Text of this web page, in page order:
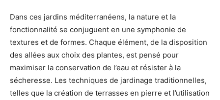
Dans ces jardins méditerranéens, la nature et la
fonctionnalité se conjuguent en une symphonie de
textures et de formes. Chaque élément, de la disposition
des allées aux choix des plantes, est pensé pour
maximiser la conservation de l’eau et résister à la
sécheresse. Les techniques de jardinage traditionnelles,
telles que la création de terrasses en pierre et l’utilisation